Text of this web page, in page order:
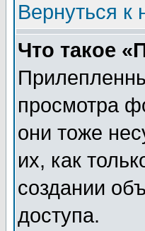
Вернуться к
Что такое
просмотра
они тоже
их, как
создании
доступа.